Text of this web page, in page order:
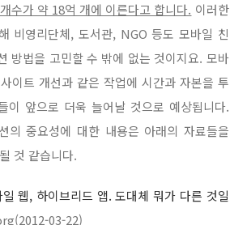
수가 약 18억 개에 이른다고 합니다. 이러한
비영리단체, 도서관, NGO 등도 모바일 친
방법을 고민할 수 밖에 없는 것이지요. 모바
이트 개선과 같은 작업에 시간과 자본을 투
이 앞으로 더욱 늘어날 것으로 예상됩니다.
의 중요성에 대한 내용은 아래의 자료들을
것 같습니다.
웹, 하이브리드 앱. 도대체 뭐가 다른 것일
03-22)